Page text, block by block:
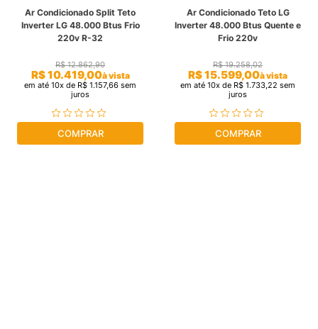
Ar Condicionado Split Teto
Inverter LG 48.000 Btus Frio
220v R-32
R$ 12.862,90
R$10.419,00à vista
em até 10x de R$ 1 .157,66 sem
juros
COMPRAR
Ar Condicionado Teto LG
Inverter 48.000 Btus Quente e
Frio 220v
R$ 19.258,02
R$15.599,00à vista
em até 10x de R$ 1 .733,22 sem
juros
COMPRAR
9º cassete
fujitsu